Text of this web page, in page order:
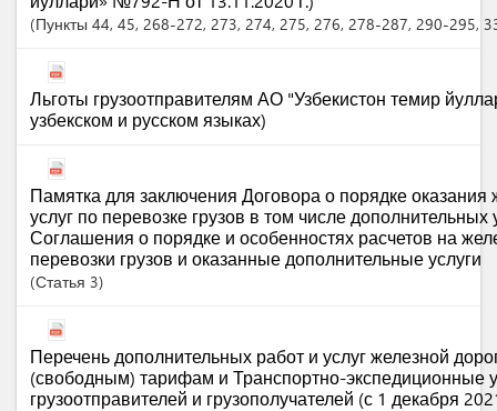
Пункты 44, 45, 268-272, 273, 274, 275, 276, 278-287, 290-295,
Льготы грузоотправителям АО "Узбекистон темир
узбекском и русском языках)
Памятка для заключения Договора о порядке
услуг по перевозке грузов в том числе дополнительных
Соглашения о порядке и особенностях расчетов на
перевозки грузов и оказанные дополнительные услуги
Статья 3
Перечень дополнительных работ и услуг железной
(свободным) тарифам и Транспортно-экспедиционные
грузоотправителей и грузополучателей (с 1 декабря